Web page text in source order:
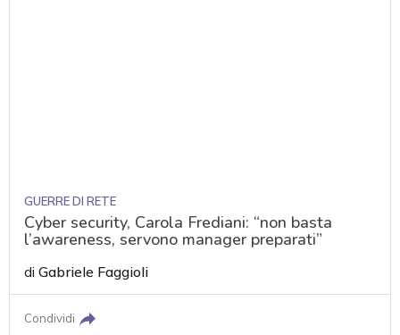
GUERRE DI RETE
Cyber security, Carola Frediani: “non basta
l’awareness, servono manager preparati”
diGabriele Faggioli
Condividi